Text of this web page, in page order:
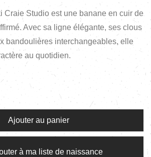
Craie Studio est une banane en cuir de
Avec sa ligne élégante, ses clous
bandoulières interchangeables, elle
au quotidien.
Ajouter au panier
à ma liste de naissance